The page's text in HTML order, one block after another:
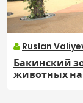
Ruslan
Бакинский
животных